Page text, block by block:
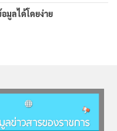
มูลได้โดยง่าย